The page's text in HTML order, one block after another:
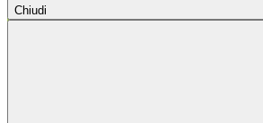
Chiudi